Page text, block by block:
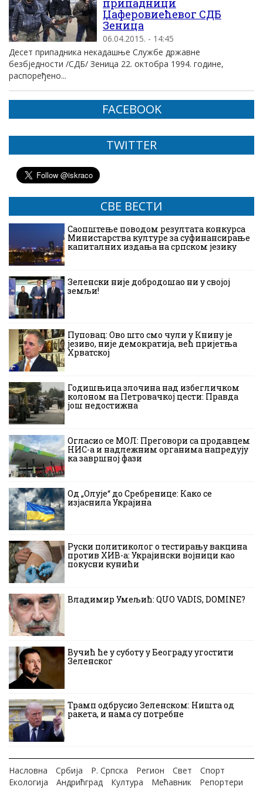
припадници
Џаферовиећевог СДБ
Зеница
06.04.2015. - 14:45
Десет припадника некадашње Службе државне
безбједности /СДБ/ Зеница 22. октобра 1994. године,
распоређено...
FACEBOOK
TWITTER
СВЕ ВЕСТИ
Саопштење поводом резултата конкурса
Министарства културе за суфинансирање
капиталних издања на српском језику
Зеленски није добродошао ни у својој
земљи!
Пуповац: Ово што смо чули у Книну је
језиво, није демократија, већ пријетња
Хрватској
Годишњица злочина над избегличком
колоном на Петровачкој цести: Правда
још недостижна
Огласио се МОЛ: Преговори са продавцем
НИС-а и надлежним органима напредују
ка завршној фази
Од „Олује“ до Сребренице: Како се
изјаснила Украјина
Руски политиколог о тестирању вакцина
против ХИВ-а: Украјински војници као
покусни кунићи
Владимир Умељић: QUO VADIS, DOMINE?
Вучић ће у суботу у Београду угостити
Зеленског
Трамп одбрусио Зеленском: Ништа од
ракета, и нама су потребне
Насловна Србија Р. Српска Регион Свет
Спорт
Екологија
Андрићград Култура Мећавник Репортери